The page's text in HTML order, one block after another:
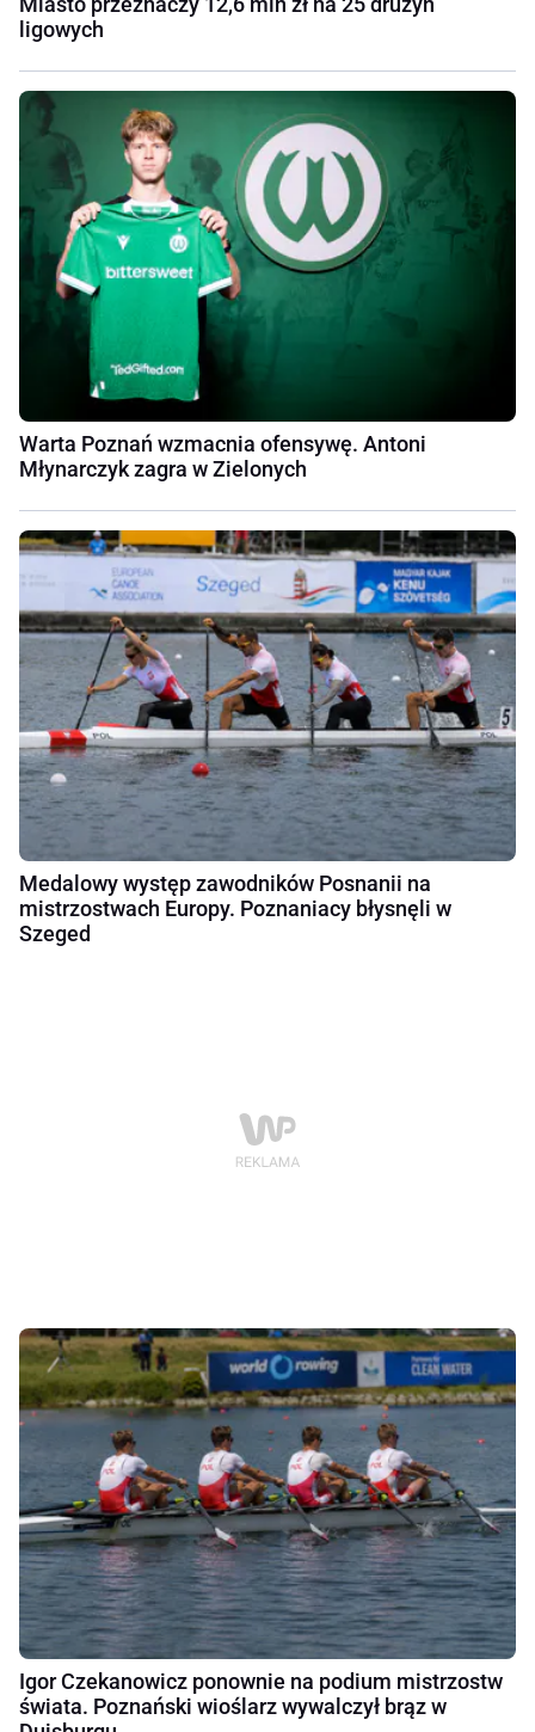
ligowych
Warta Poznań wzmacnia ofensywę. Antoni
Młynarczyk zagra w Zielonych
Medalowy występ zawodników Posnanii na
mistrzostwach Europy. Poznaniacy błysnęli w
Szeged
Igor Czekanowicz ponownie na podium mistrzostw
świata. Poznański wioślarz wywalczył brąz w